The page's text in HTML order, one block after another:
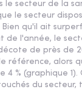
le secteur de la
le secteur
qu'il ait
de l'année, le
de près de
référence, alors
4 % (graphique 1).
du secteur,